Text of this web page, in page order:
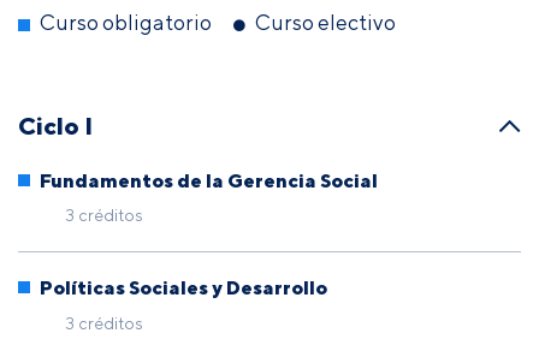
Curso obligatorio Curso electivo
Ciclo I
Fundamentos de la Gerencia Social
3 créditos
Políticas Sociales y Desarrollo
3 créditos